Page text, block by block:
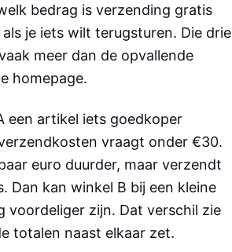
bedrag is verzending gratis
je iets wilt terugsturen. Die drie
meer dan de opvallende
homepage.
een artikel iets goedkoper
vraagt onder €30.
euro duurder, maar verzendt
Dan kan winkel B bij een kleine
voordeliger zijn. Dat verschil zie
totalen naast elkaar zet.